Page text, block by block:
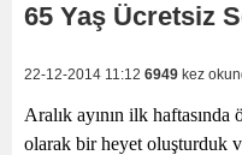
65 Yaş Ücretsiz
22-12-2014 11:12 6949 kez
Aralık ayının ilk
olarak bir heyet oluşturduk